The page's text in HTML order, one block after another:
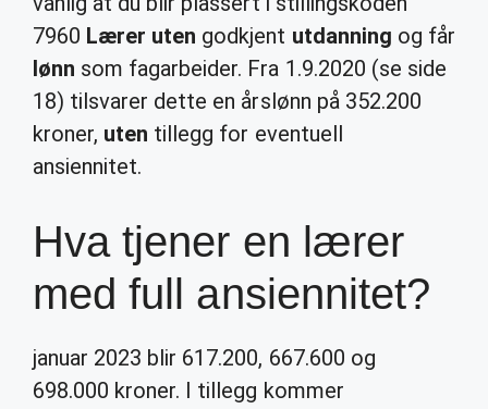
7960 Lærer uten godkjent utdanning og får
lønn som fagarbeider. Fra 1.9.2020 (se side
18) tilsvarer dette en årslønn på 352.200
kroner, uten tillegg for eventuell
ansiennitet.
Hva tjener en lærer
med full ansiennitet?
januar 2023 blir 617.200, 667.600 og
698.000 kroner. I tillegg kommer